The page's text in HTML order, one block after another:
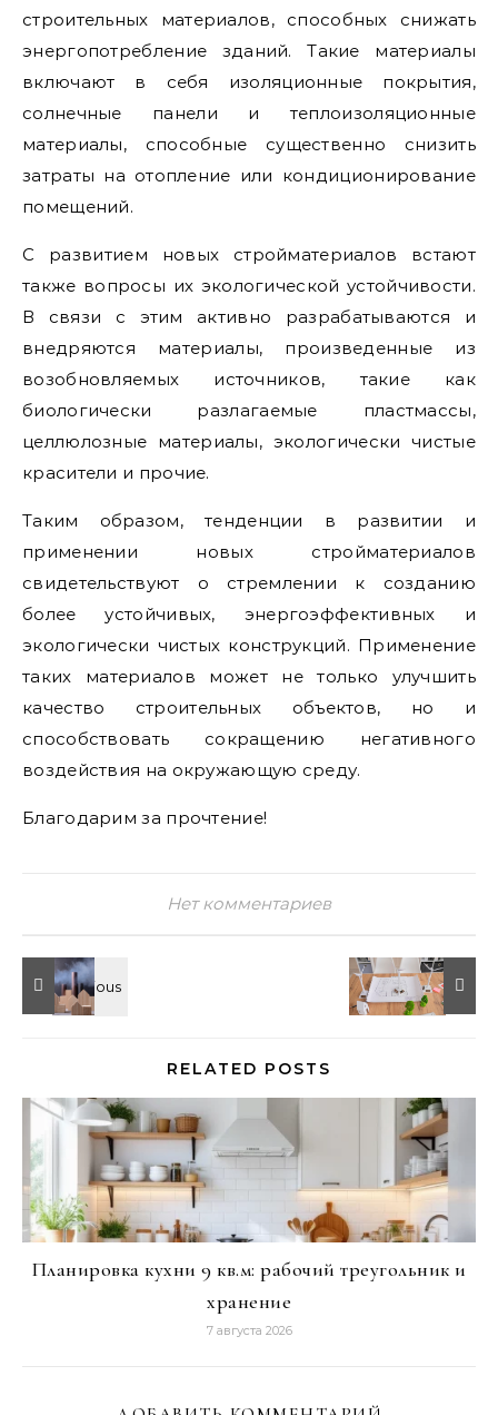
строительных материалов, способных снижать
энергопотребление зданий. Такие материалы
включают в себя изоляционные покрытия,
солнечные панели и теплоизоляционные
материалы, способные существенно снизить
затраты на отопление или кондиционирование
помещений.
С развитием новых стройматериалов встают
также вопросы их экологической устойчивости.
В связи с этим активно разрабатываются и
внедряются материалы, произведенные из
возобновляемых источников, такие как
биологически разлагаемые пластмассы,
целлюлозные материалы, экологически чистые
красители и прочие.
Таким образом, тенденции в развитии и
применении новых стройматериалов
свидетельствуют о стремлении к созданию
более устойчивых, энергоэффективных и
экологически чистых конструкций. Применение
таких материалов может не только улучшить
качество строительных объектов, но и
способствовать сокращению негативного
воздействия на окружающую среду.
Благодарим за прочтение!
Нет комментариев
RELATED POSTS
Планировка кухни 9 кв.м: рабочий треугольник и
хранение
7 августа 2026